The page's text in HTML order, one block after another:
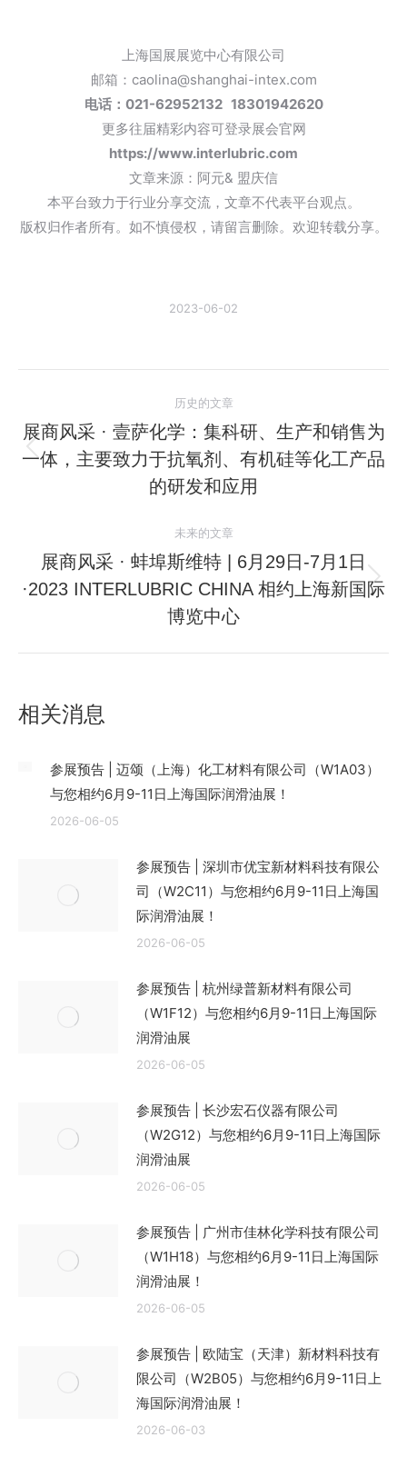
上海国展展览中心有限公司
邮箱：caolina@shanghai-intex.com
电话：021-62952132 18301942620
更多往届精彩内容可登录展会官网
https://www.interlubric.com
文章来源：阿元& 盟庆信
本平台致力于行业分享交流，文章不代表平台观点。
版权归作者所有。如不慎侵权，请留言删除。欢迎转载分享。
2023-06-02
章
导
历史的文章
历
史
文
章：
展商风采 · ​​壹萨化学：集科研、生产和销售为
一体，主要致力于抗氧剂、有机硅等化工产品
的研发和应用
未来的文章
未
来
展商风采 · ​​蚌埠斯维特 | 6月29日-7月1日
·2023 INTERLUBRIC CHINA 相约上海新国际
博览中心
相关消息
参展预告 | 迈颂（上海）化工材料有限公司（W1A03）
与您相约6月9-11日上海国际润滑油展！
2026-06-05
参展预告 | 深圳市优宝新材料科技有限公
司（W2C11）与您相约6月9-11日上海国
际润滑油展！
2026-06-05
参展预告 | 杭州绿普新材料有限公司
（W1F12）与您相约6月9-11日上海国际
润滑油展
2026-06-05
参展预告 | 长沙宏石仪器有限公司
（W2G12）与您相约6月9-11日上海国际
润滑油展
2026-06-05
参展预告 | 广州市佳林化学科技有限公司
（W1H18）与您相约6月9-11日上海国际
润滑油展！
2026-06-05
参展预告 | 欧陆宝（天津）新材料科技有
限公司（W2B05）与您相约6月9-11日上
海国际润滑油展！
2026-06-03